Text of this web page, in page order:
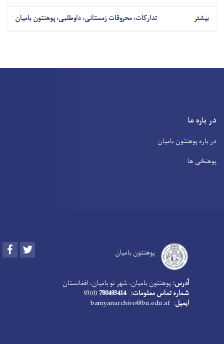
بیشتر تدارکات، محروقات زمستانی، داوطلبی، پوهنتون بامیان
در باره ما
در باره پوهنتون بامیان
پوهنځی ها
پوهنتون بامیان Facebook
آدرس: پوهنتون بامیان، شهر نو بامیان، افغانستان
شماره تماس معلومات: 780493414
(0)93
ایمیل: bamyanarchive@bu.edu.af